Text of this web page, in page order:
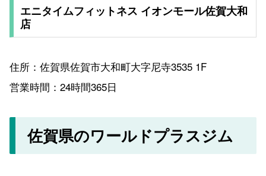
エニタイムフィットネス イオンモール佐賀大和
店
住所：佐賀県佐賀市大和町大字尼寺3535 1F
営業時間：24時間365日
佐賀県のワールドプラスジム